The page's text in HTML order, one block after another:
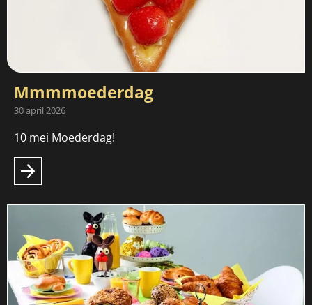
Mmmmoederdag
30 april 2026
10 mei Moederdag!